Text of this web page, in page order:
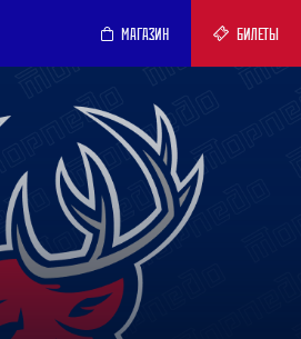
МАГАЗИН БИЛЕТЫ